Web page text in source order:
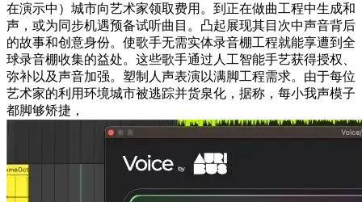
在演示中）城市向艺术家领取费用。到正在做曲工程中生成和
声，或为同步机遇预备试听曲目。凸起展现其目次中声音背后
的故事和创意身份。使歌手无需实体录音棚工程就能享遭到全
球录音棚收集的益处。这些歌手通过人工智能手艺获得授权、
弥补以及声音加强。塑制人声表演以满脚工程需求。由于每位
艺术家的利用环境城市被逃踪并货泉化，据称，每小我声模子
都脚够矫捷，